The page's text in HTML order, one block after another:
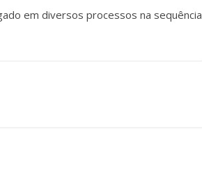
em diversos processos na sequência